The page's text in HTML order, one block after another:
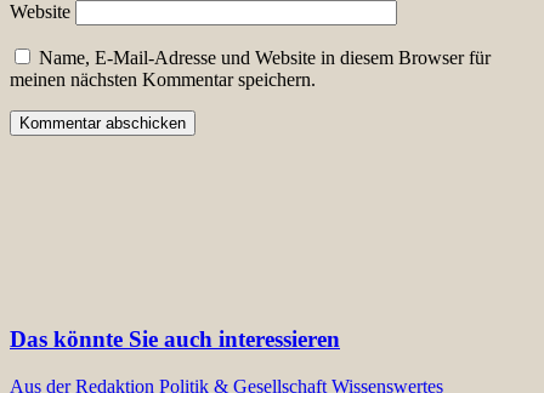
Website
Name, E-Mail-Adresse und Website in diesem Browser für
meinen nächsten Kommentar speichern.
Das könnte Sie auch interessieren
Aus der Redaktion Politik & Gesellschaft Wissenswertes